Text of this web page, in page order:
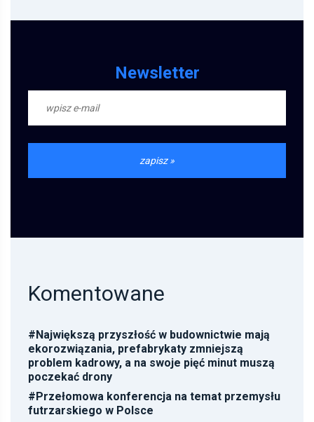
Newsletter
Komentowane
#Największą przyszłość w budownictwie mają
ekorozwiązania, prefabrykaty zmniejszą
problem kadrowy, a na swoje pięć minut muszą
poczekać drony
#Przełomowa konferencja na temat przemysłu
futrzarskiego w Polsce